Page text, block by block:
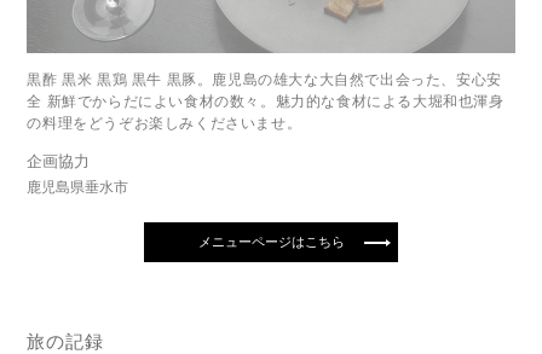
黒酢 黒米 黒鶏 黒牛 黒豚。鹿児島の雄大な大自然で出会った、安心安
全 新鮮でからだによい食材の数々。魅力的な食材による大堀和也渾身
の料理をどうぞお楽しみくださいませ。
企画協力
鹿児島県垂水市
メニューページはこちら
旅の記録